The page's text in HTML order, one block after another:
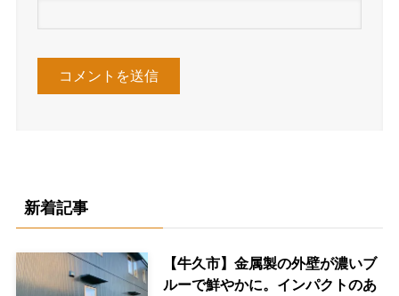
新着記事
【牛久市】金属製の外壁が濃いブ
ルーで鮮やかに。インパクトのあ